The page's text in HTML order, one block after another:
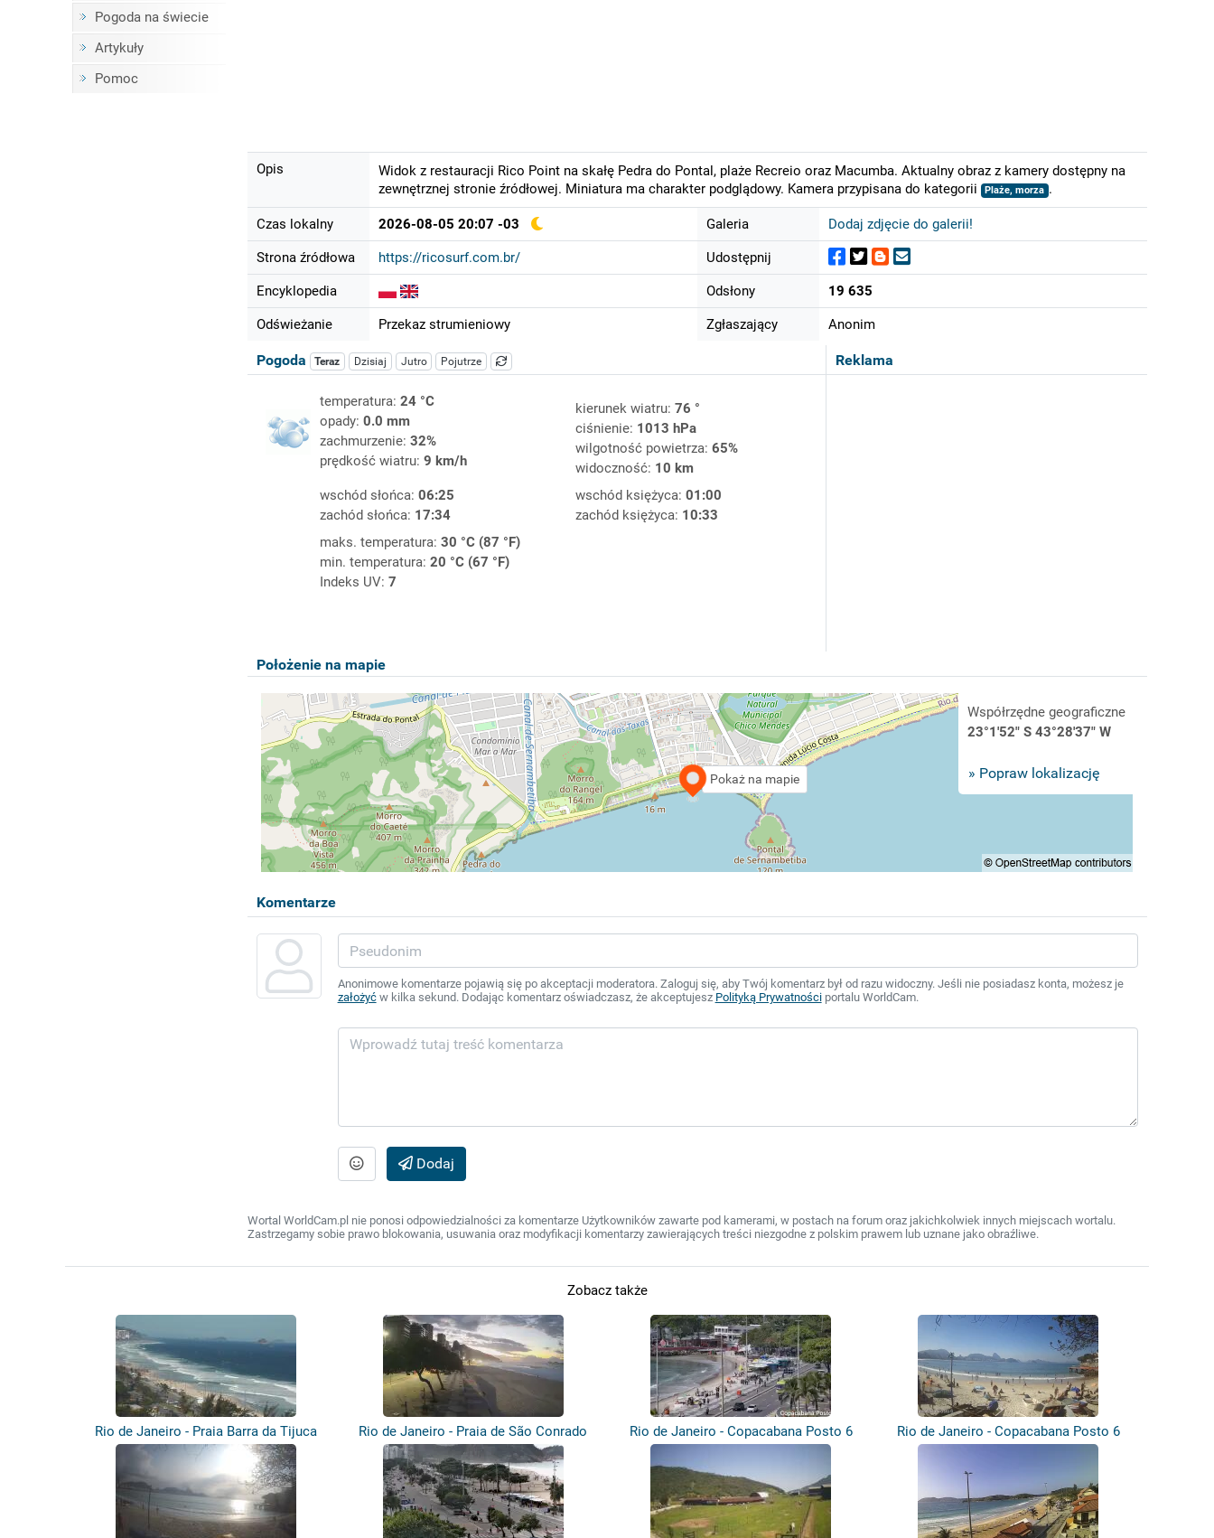
Pogoda na świecie
Artykuły
Pomoc
Opis
Widok z restauracji Rico Point na skałę Pedra do Pontal, plaże Recreio oraz Macumba. Aktualny obraz z kamery dostępny na
zewnętrznej stronie źródłowej. Miniatura ma charakter podglądowy. Kamera przypisana do kategorii
Plaże, morza .
Czas lokalny 2026-08-05 20:07 -03
Strona źródłowa https://ricosurf.com.br/
Encyklopedia
Odświeżanie Przekaz strumieniowy
Galeria Dodaj zdjęcie do galerii!
Udostępnij
Odsłony 19 635
Zgłaszający Anonim
Reklama
Pogoda Teraz Dzisiaj Jutro Pojutrze
temperatura: 24 °C
opady: 0.0 mm
zachmurzenie: 32%
prędkość wiatru: 9 km/h
kierunek wiatru: 76 °
ciśnienie: 1013 hPa
wilgotność powietrza: 65%
widoczność: 10 km
wschód słońca: 06:25
zachód słońca: 17:34
wschód księżyca: 01:00
zachód księżyca: 10:33
maks. temperatura: 30 °C (87 °F)
min. temperatura: 20 °C (67 °F)
Indeks UV: 7
Położenie na mapie
Pokaż na mapie
Współrzędne geograficzne
23°1'52" S 43°28'37" W
» Popraw lokalizację
Komentarze
Anonimowe komentarze pojawią się po akceptacji moderatora. Zaloguj się, aby Twój komentarz był od razu widoczny. Jeśli nie posiadasz konta, możesz je
założyćw kilka sekund. Dodając komentarz oświadczasz, że akceptujesz Polityką Prywatnościportalu WorldCam.
Dodaj
Wortal WorldCam.pl nie ponosi odpowiedzialności za komentarze Użytkowników zawarte pod kamerami, w postach na forum oraz jakichkolwiek innych miejscach wortalu.
Zastrzegamy sobie prawo blokowania, usuwania oraz modyfikacji komentarzy zawierających treści niezgodne z polskim prawem lub uznane jako obraźliwe.
Zobacz także
Rio de Janeiro - Praia Barra da Tijuca Rio de Janeiro - Praia de São Conrado Rio de Janeiro - Copacabana Posto 6 Rio de Janeiro - Copacabana Posto 6